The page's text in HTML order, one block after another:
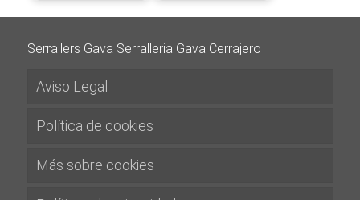
Serrallers Gava Serralleria Gava Cerrajero
Aviso Legal
Política de cookies
Más sobre cookies